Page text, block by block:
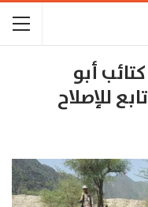
أبو
للإصلاح